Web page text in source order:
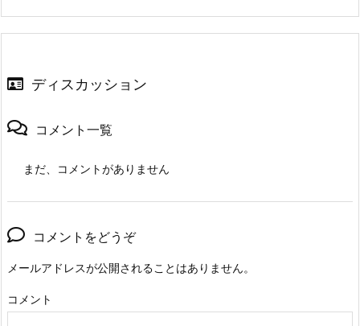
ディスカッション
コメント一覧
まだ、コメントがありません
コメントをどうぞ
メールアドレスが公開されることはありません。
コメント